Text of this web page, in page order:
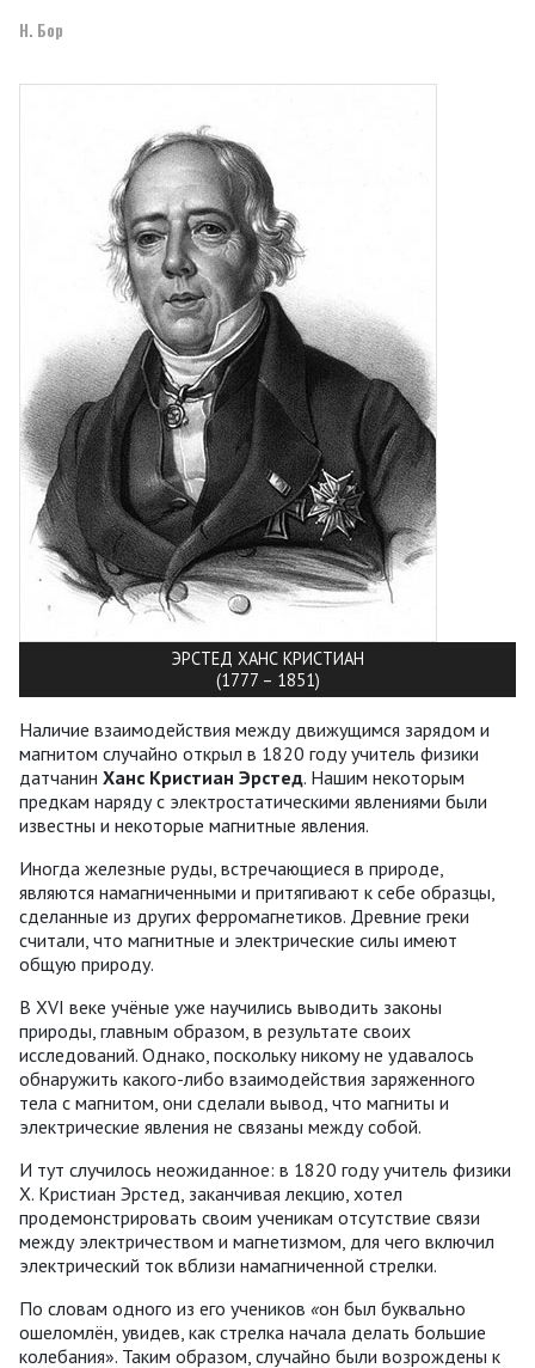
Н. Бор
ЭРСТЕД ХАНС КРИСТИАН
(1777 – 1851)
Наличие взаимодействия между движущимся зарядом и
магнитом случайно открыл в 1820 году учитель физики
датчанин Ханс Кристиан Эрстед. Нашим некоторым
предкам наряду с электростатическими явлениями были
известны и некоторые магнитные явления.
Иногда железные руды, встречающиеся в природе,
являются намагниченными и притягивают к себе образцы,
сделанные из других ферромагнетиков. Древние греки
считали, что магнитные и электрические силы имеют
общую природу.
В XVI веке учёные уже научились выводить законы
природы, главным образом, в результате своих
исследований. Однако, поскольку никому не удавалось
обнаружить какого-либо взаимодействия заряженного
тела с магнитом, они сделали вывод, что магниты и
электрические явления не связаны между собой.
И тут случилось неожиданное: в 1820 году учитель физики
Х. Кристиан Эрстед, заканчивая лекцию, хотел
продемонстрировать своим ученикам отсутствие связи
между электричеством и магнетизмом, для чего включил
электрический ток вблизи намагниченной стрелки.
По словам одного из его учеников «он был буквально
ошеломлён, увидев, как стрелка начала делать большие
колебания». Таким образом, случайно были возрождены к